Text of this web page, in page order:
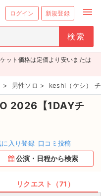
ログイン 新規登録 menu
ット価格は定価より安いまたは
> 男性ソロ > keshi（ケシ）
2026【1DAYチ
に入り登録 口コミ投稿
公演・日程から検索
リクエスト（71）